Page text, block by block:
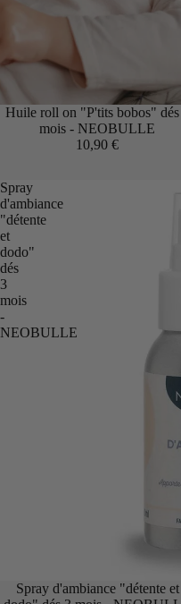
Huile roll on "P'tits bobos"
mois - NEOBULLE
10,90 €
Spray
d'ambiance
"détente
et
dodo"
dés
3
mois
-
NEOBULLE
Spray d'ambiance "détente et